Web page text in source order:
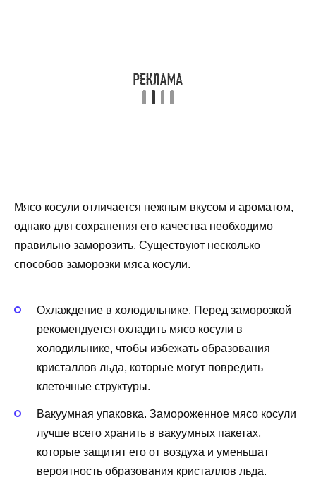
Мясо косули отличается нежным вкусом и ароматом,
однако для сохранения его качества необходимо
правильно заморозить. Существуют несколько
способов заморозки мяса косули.
Охлаждение в холодильнике. Перед заморозкой
рекомендуется охладить мясо косули в
холодильнике, чтобы избежать образования
кристаллов льда, которые могут повредить
клеточные структуры.
Вакуумная упаковка. Замороженное мясо косули
лучше всего хранить в вакуумных пакетах,
которые защитят его от воздуха и уменьшат
вероятность образования кристаллов льда.